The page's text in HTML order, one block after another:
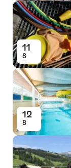
11
8
12
8